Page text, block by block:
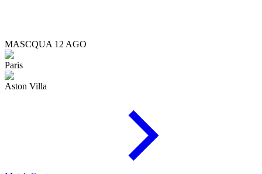
MASCQUA 12 AGO
Paris
Aston Villa